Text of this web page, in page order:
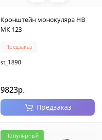
Кронштейн монокуляра НВ
МК 123
Предзаказ
st_1890
9823р.
Предзаказ
Популярный